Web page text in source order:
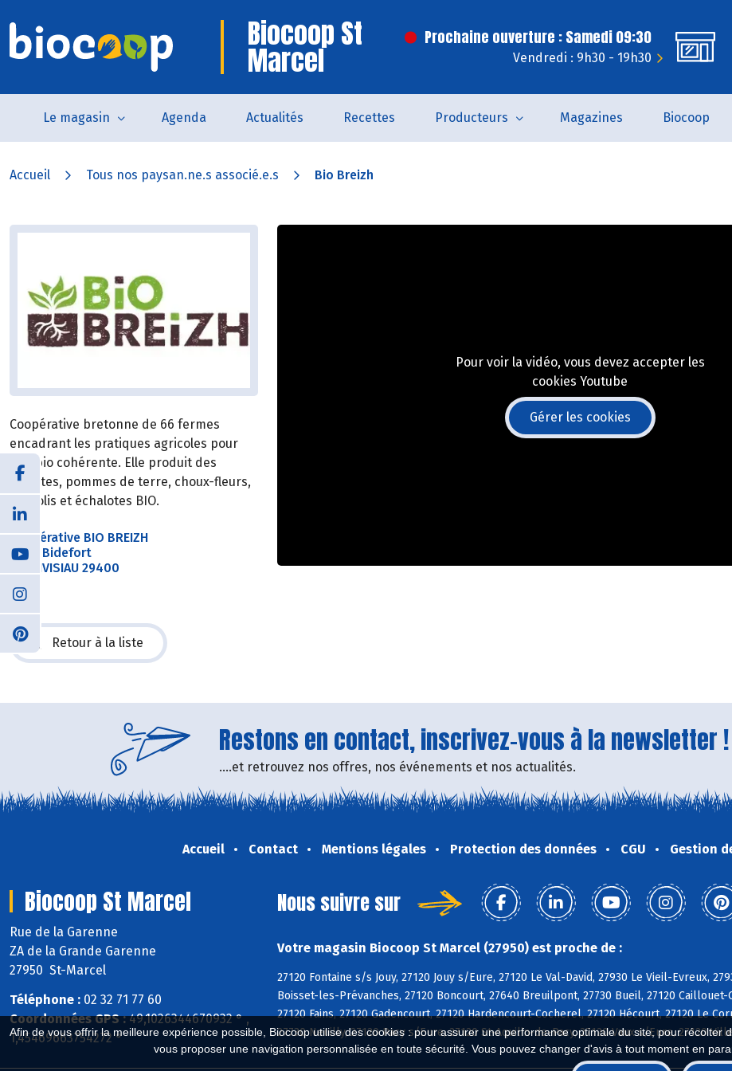
Afin de vous offrir la meilleure expérience possible, Biocoop utilise des cookies : pour assurer une performance optimale du site, pour
vous proposer une navigation personnalisée en toute sécurité. Vous pouvez changer d'avis à tout moment en
Biocoop St
Marcel
Prochaine ouverture : Samedi 09:30
Vendredi : 9h30 - 19h30
Le magasin Agenda Actualités Recettes Producteurs Magazines Biocoop
Accueil Tous nos paysan.ne.s associé.e.s Bio Breizh
Coopérative bretonne de 66 fermes
encadrant les pratiques agricoles pour
une bio cohérente. Elle produit des
carottes, pommes de terre, choux-fleurs,
brocolis et échalotes BIO.
Coopérative BIO BREIZH
7 rue Bidefort
LANDIVISIAU 29400
Pour voir la vidéo, vous devez accepter les
cookies Youtube
Gérer les cookies
Retour à la liste
Restons en contact, inscrivez-vous à la newsletter !
....et retrouvez nos offres, nos événements et nos actualités.
Accueil Contact Mentions légales Protection des données CGU Gestion
Biocoop St Marcel
Rue de la Garenne
ZA de la Grande Garenne
27950 St-Marcel
Téléphone : 02 32 71 77 60
Coordonnées GPS :49,1026344670932 ° ,
1,45469663754272 °
Nous suivre sur
Votre magasin Biocoop St Marcel (27950) est proche de :
27120 Fontaine s/s Jouy, 27120 Jouy s/Eure, 27120 Le Val-David, 27930 Le Vieil-Evreux,
Boisset-les-Prévanches, 27120 Boncourt, 27640 Breuilpont, 27730 Bueil, 27120
27120 Fains, 27120 Gadencourt, 27120 Hardencourt-Cocherel, 27120 Hécourt, 27120 Le
27730 Neuilly, 27120 Pacy s/Eure, 27120 St-Aquilin-de-Pacy, 27120 Vaux s/Eure, 27120